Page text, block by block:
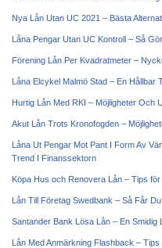
Nya Lån Utan UC 2021 – Bästa
Låna Pengar Utan UC Kontroll – Så
Förening Lån Per Kvadratmeter –
Låna Elcykel Malmö Stad – En Hållbar
Hurtig Lån Med RKI – Möjligheter Och
Akut Lån Trots Kronofogden –
Låna Ut Pengar Mot Pant I Form Av
Trend I Finanssektorn
Köpa Hus och Renovera Lån – Tips
Lån Till Företag Swedbank – Så Får
Santander Bank Lösa Lån – En Smidig
Lån Med Anmärkning Flashback –